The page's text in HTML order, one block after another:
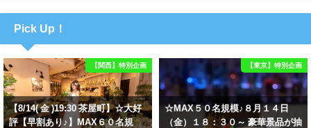
Pick Up！
【関西】特別企画
【8/14( 金 )19:30 茶屋町】☆大好
評【早割あり♪】MAX６０名規
【東京】特別企画
☆MAX５０名規模♪８月１４日
（金）１８：３０～ 豪華景品が抽